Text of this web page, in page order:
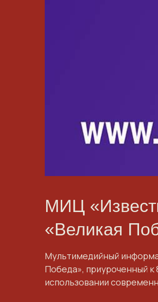
МИЦ
«Великая
Мультимедийный
Победа», приуроченный
использовании